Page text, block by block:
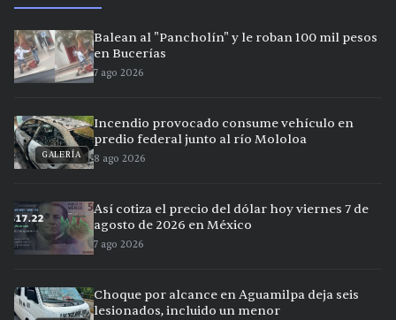
Balean al "Pancholín" y le roban 100 mil pesos
en Bucerías
7 ago 2026
GALERÍA
Incendio provocado consume vehículo en
predio federal junto al río Mololoa
8 ago 2026
Así cotiza el precio del dólar hoy viernes 7 de
agosto de 2026 en México
7 ago 2026
Choque por alcance en Aguamilpa deja seis
lesionados, incluido un menor